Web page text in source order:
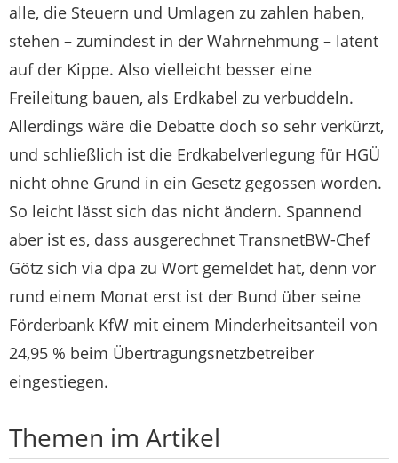
alle, die Steuern und Umlagen zu zahlen haben,
stehen – zumindest in der Wahrnehmung – latent
auf der Kippe. Also vielleicht besser eine
Freileitung bauen, als Erdkabel zu verbuddeln.
Allerdings wäre die Debatte doch so sehr verkürzt,
und schließlich ist die Erdkabelverlegung für HGÜ
nicht ohne Grund in ein Gesetz gegossen worden.
So leicht lässt sich das nicht ändern. Spannend
aber ist es, dass ausgerechnet TransnetBW-Chef
Götz sich via dpa zu Wort gemeldet hat, denn vor
rund einem Monat erst ist der Bund über seine
Förderbank KfW mit einem Minderheitsanteil von
24,95 % beim Übertragungsnetzbetreiber
eingestiegen.
Themen im Artikel